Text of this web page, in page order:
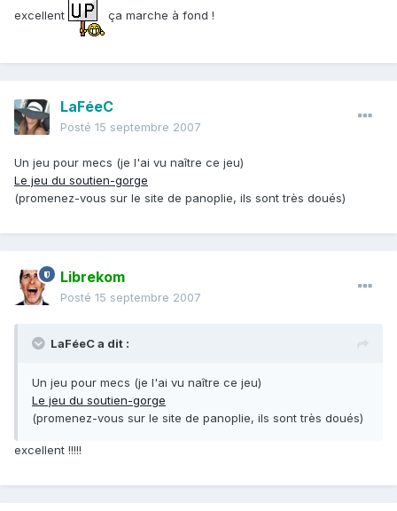
excellent ça marche à fond !
LaFéeC
Posté 15 septembre 2007
Un jeu pour mecs (je l'ai vu naître ce jeu)
Le jeu du soutien-gorge
(promenez-vous sur le site de panoplie, ils sont très doués)
Librekom
Posté 15 septembre 2007
LaFéeC a dit :
Un jeu pour mecs (je l'ai vu naître ce jeu)
Le jeu du soutien-gorge
(promenez-vous sur le site de panoplie, ils sont très doués)
excellent !!!!!